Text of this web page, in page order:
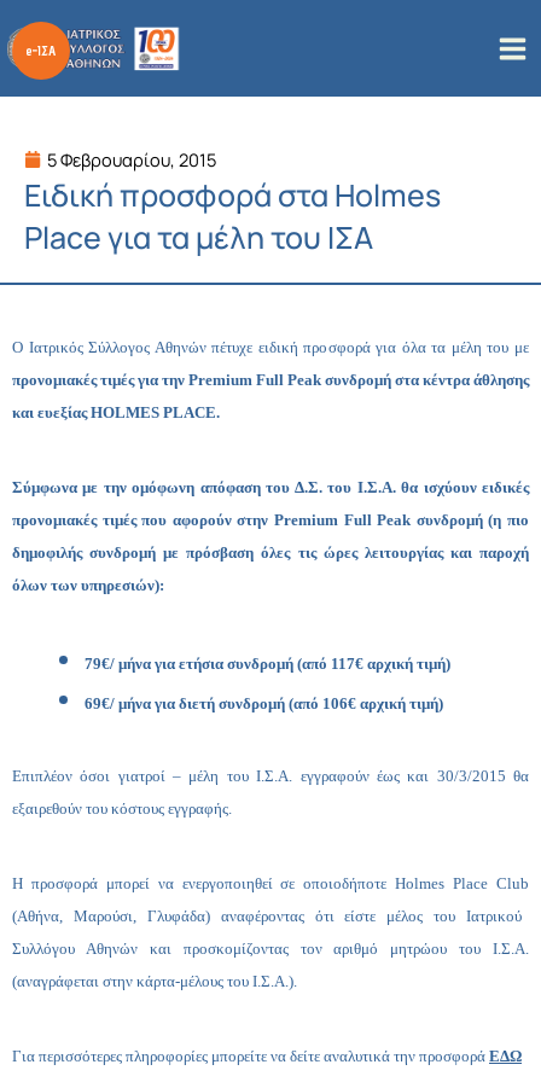
στο
περιεχόμενο
5 Φεβρουαρίου, 2015
Ειδική προσφορά στα Holmes
Place για τα μέλη του ΙΣΑ
Ο Ιατρικός Σύλλογος Αθηνών πέτυχε ειδική προσφορά για όλα τα μέλη του με
προνομιακές τιμές για την Premium Full Peak συνδρομή στα κέντρα άθλησης
και ευεξίαςHOLMES PLACE.
Σύμφωνα με την ομόφωνη απόφαση του Δ.Σ. του Ι.Σ.Α. θα ισχύουν ειδικές
προνομιακές τιμές που αφορούν στην Premium Full Peak συνδρομή (η πιο
δημοφιλής συνδρομή με πρόσβαση όλες τις ώρες λειτουργίας και παροχή
όλων των υπηρεσιών):
79€/ μήνα για ετήσια συνδρομή (από 117€ αρχική τιμή)
69€/ μήνα για διετή συνδρομή (από 106€ αρχική τιμή)
Επιπλέον όσοι γιατροί – μέλη του Ι.Σ.Α. εγγραφούν έως και 30/3/2015 θα
εξαιρεθούν του κόστους εγγραφής.
Η προσφορά μπορεί να ενεργοποιηθεί σε οποιοδήποτεHolmesPlaceClub
(Αθήνα, Μαρούσι, Γλυφάδα) αναφέροντας ότι είστε μέλος του Ιατρικού
Συλλόγου Αθηνών και προσκομίζοντας τον αριθμό μητρώου του Ι.Σ.Α.
(αναγράφεται στην κάρτα-μέλους του Ι.Σ.Α.).
Για περισσότερες πληροφορίες μπορείτε να δείτε αναλυτικά την προσφορά ΕΔΩ